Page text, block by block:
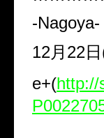
-Nagoya-
12月 22
e+(http://